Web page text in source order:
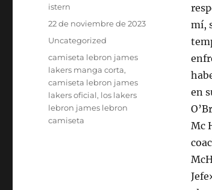
mí,
en
Mc
Autor
istern
Publicado
22 de noviembre de 2023
Categorías
Uncategorized
Etiquetas
camiseta lebron james
lakers manga corta,
camiseta lebron james
lakers oficial, los lakers
lebron james lebron
camiseta